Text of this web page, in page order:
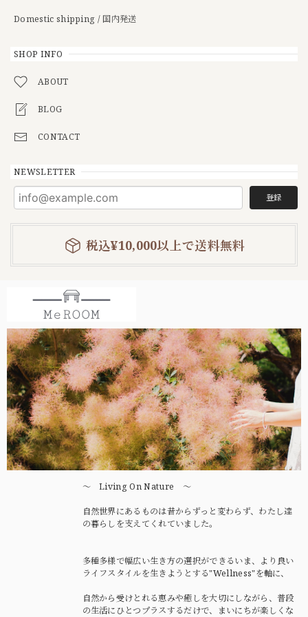
Domestic shipping / 国内発送
SHOP INFO
ABOUT
BLOG
CONTACT
NEWSLETTER
登録
税込¥10,000以上で送料無料
〜 Living On Nature 〜
自然世界にあるものは昔からずっと変わらず、わたし達
の暮らしを支えてくれていました。
多種多様で幅広い生き方の選択ができるいま、より良い
ライフスタイルを生きようとする"Wellness"を軸に、
自然から受けとれる恵みや癒しを大切にしながら、普段
の生活にひとつプラスするだけで、まいにちが楽しくな